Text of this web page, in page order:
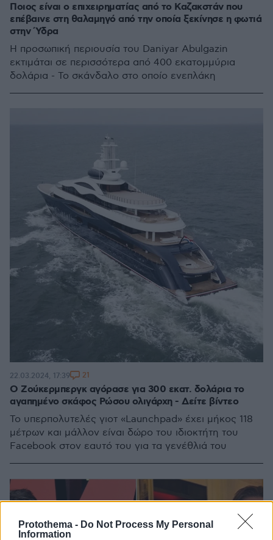
Protothema - Do Not Process My Personal
Information
Ποιος είναι ο επιχειρηματίας από το Καζακστάν που
επέβαινε στη θαλαμηγό από την οποία ξεκίνησε η φωτιά
στην Ύδρα
Η προσωπική περιουσία του Daniyar Abulgazin
εκτιμάται σε περισσότερα από 400 εκατομμύρια
δολάρια - Το σκάνδαλο στο οποίο ενεπλάκη
Ο Ζούκερμπεργκ αγόρασε για 300 εκατ. δολάρια το
αγαπημένο σκάφος Ρώσου ολιγάρχη - Δείτε βίντεο
Το υπερπολυτελές γιοτ «Launchpad» έχει μήκος 118
μέτρων και μάλλον είναι δώρο του ιδιοκτήτη του
Facebook στον εαυτό του για τα γενέθλιά του
22.03.2024, 17:39 21